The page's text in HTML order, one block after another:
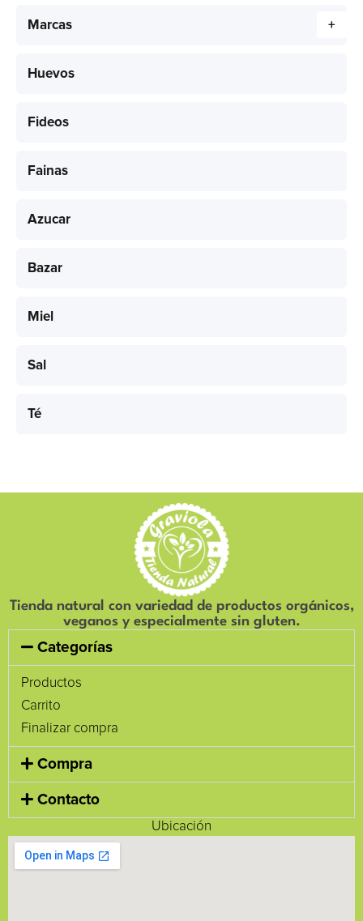
Marcas +
Huevos
Fideos
Fainas
Azucar
Bazar
Miel
Sal
Té
Tienda natural con variedad de productos orgánicos,
veganos y especialmente sin gluten.
Categorías
Productos
Carrito
Finalizar compra
Compra
Contacto
Ubicación